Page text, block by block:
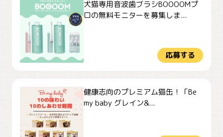
犬猫専用音波歯ブラシBOOOOMプ
ロの無料モニターを募集しま...
応募する
健康志向のプレミアム猫缶！「Be
my baby グレイン&...